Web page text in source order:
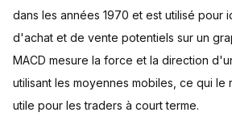
dans les années 1970 et est utilisé pour
d'achat et de vente potentiels sur un
MACD mesure la force et la direction
utilisant les moyennes mobiles, ce qui le
utile pour les traders à court terme.